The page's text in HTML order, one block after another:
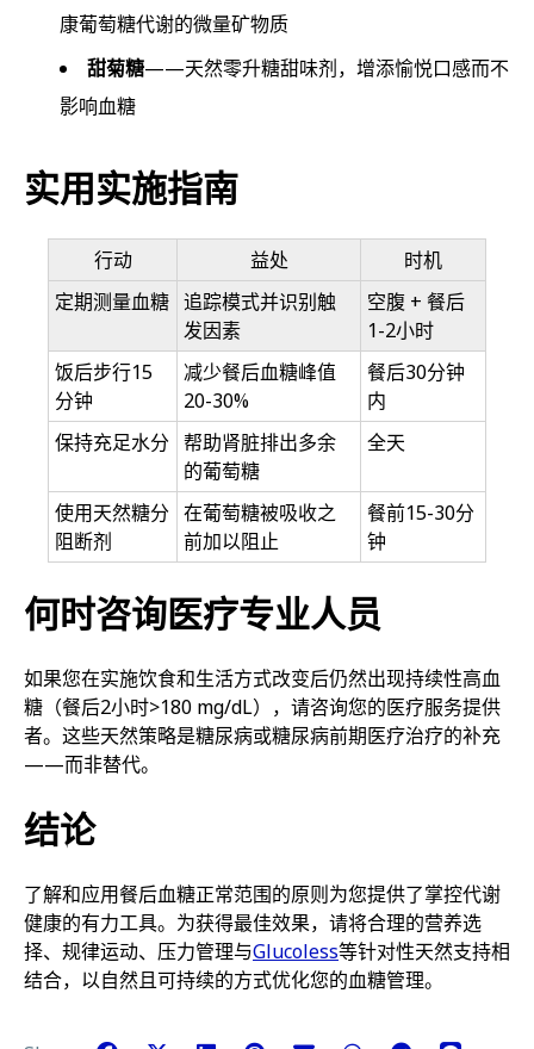
康葡萄糖代谢的微量矿物质
甜菊糖——天然零升糖甜味剂，增添愉悦口感而不
影响血糖
实用实施指南
行动 益处
时机
定期测量血糖 追踪模式并识别触
发因素
空腹 + 餐后
1-2小时
饭后步行15
分钟
减少餐后血糖峰值
20-30%
餐后30分钟
内
保持充足水分 帮助肾脏排出多余
的葡萄糖
全天
使用天然糖分
阻断剂
在葡萄糖被吸收之
前加以阻止
餐前15-30分
钟
何时咨询医疗专业人员
如果您在实施饮食和生活方式改变后仍然出现持续性高血
糖（餐后2小时>180 mg/dL），请咨询您的医疗服务提供
者。这些天然策略是糖尿病或糖尿病前期医疗治疗的补充
——而非替代。
结论
了解和应用餐后血糖正常范围的原则为您提供了掌控代谢
健康的有力工具。为获得最佳效果，请将合理的营养选
择、规律运动、压力管理与Glucoless等针对性天然支持相
结合，以自然且可持续的方式优化您的血糖管理。